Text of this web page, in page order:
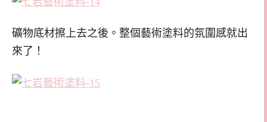
礦物底材擦上去之後。整個藝術塗料的氛圍感就出
來了！